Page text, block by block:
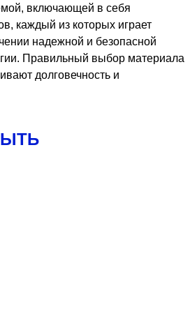
включающей в себя
каждый из которых играет
надежной и безопасной
Правильный выбор материала
долговечность и